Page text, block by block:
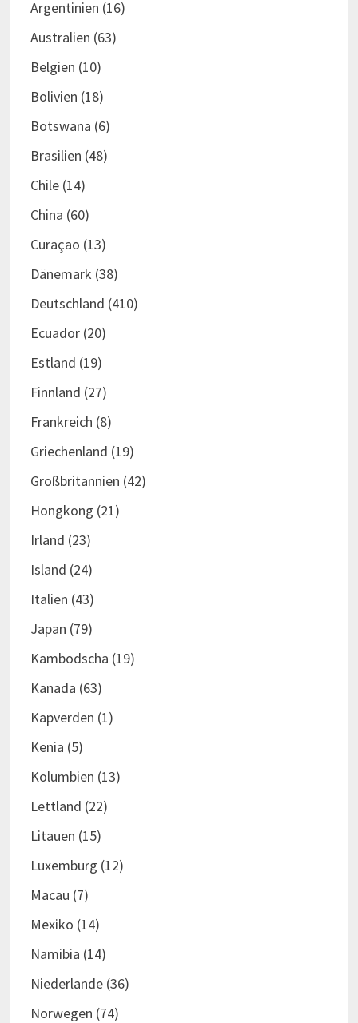
Argentinien (16)
Australien (63)
Belgien (10)
Bolivien (18)
Botswana (6)
Brasilien (48)
Chile(14)
China (60)
Curaçao (13)
Dänemark (38)
Deutschland (410)
Ecuador(20)
Estland (19)
Finnland (27)
Frankreich (8)
Griechenland (19)
Großbritannien (42)
Hongkong (21)
Irland (23)
Island (24)
Italien (43)
Japan (79)
Kambodscha (19)
Kanada (63)
Kapverden (1)
Kenia (5)
Kolumbien (13)
Lettland (22)
Litauen (15)
Luxemburg (12)
Macau (7)
Mexiko (14)
Namibia (14)
Niederlande(36)
Norwegen (74)